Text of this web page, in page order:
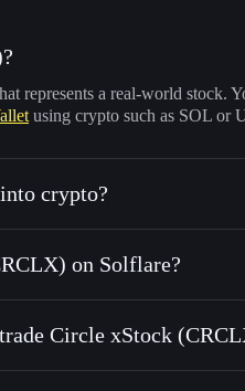
represents a real-world stock.
using crypto such as SOL or
crypto?
or SOL anytime
on Solflare?
and transparently verified
Circle xStock